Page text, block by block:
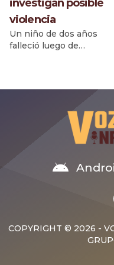
investigan posible
violencia
Un niño de dos años
falleció luego de
donde llegó con signos
informaron familiares. El
menor, identificado
Daylon Vicente
cerebral producto de un
COPYRIGHT © 2026 -